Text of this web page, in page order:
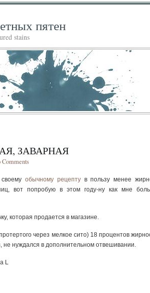
пятен
stains
ЗАВАРНАЯ
Comments
обычному рецептув пользу менее
вот попробую в этом году-ну как мне
которая продается в магазине.
через мелкое сито) 18 процентов
не нуждался в дополнительном отвешивании.
L